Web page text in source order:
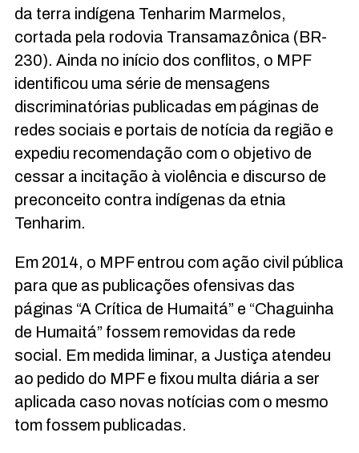
da terra indígena Tenharim Marmelos,
cortada pela rodovia Transamazônica (BR-
230). Ainda no início dos conflitos, o MPF
identificou uma série de mensagens
discriminatórias publicadas em páginas de
redes sociais e portais de notícia da região e
expediu recomendação com o objetivo de
cessar a incitação à violência e discurso de
preconceito contra indígenas da etnia
Tenharim.
Em 2014, o MPF entrou com ação civil pública
para que as publicações ofensivas das
páginas “A Crítica de Humaitá” e “Chaguinha
de Humaitá” fossem removidas da rede
social. Em medida liminar, a Justiça atendeu
ao pedido do MPF e fixou multa diária a ser
aplicada caso novas notícias com o mesmo
tom fossem publicadas.